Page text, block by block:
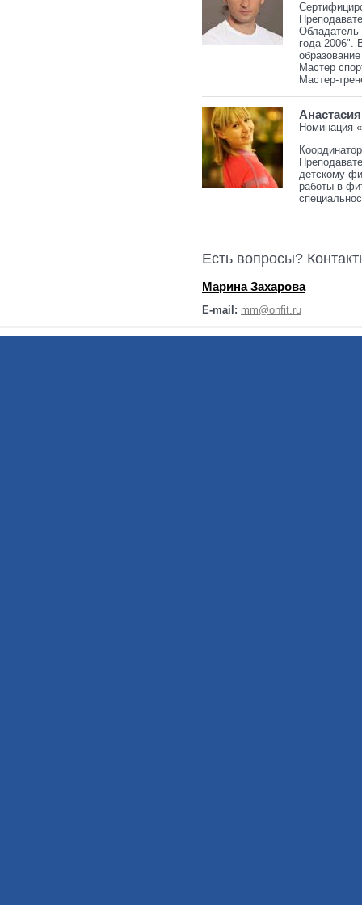
Обладатель
года 2006".
Мастер
Мастер-
Номинация
детскому
работы в
Есть вопросы?
Марина Захарова
E-mail: mm@onfit.ru